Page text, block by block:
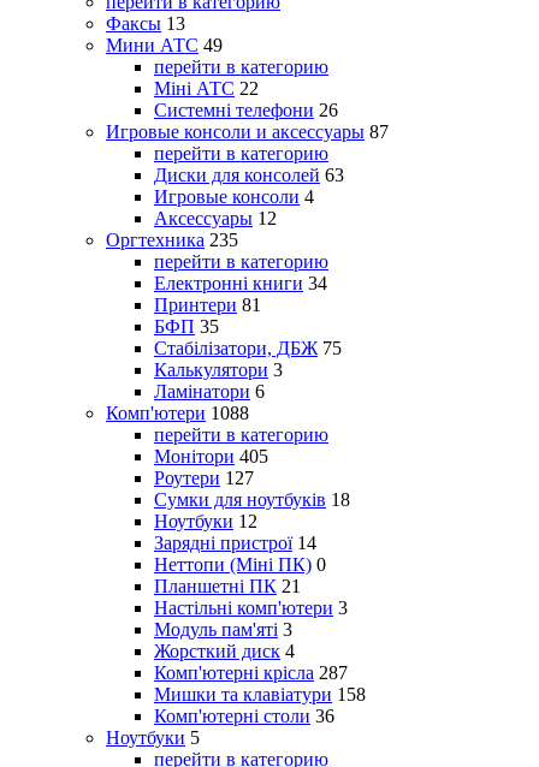
Факсы 13
Мини АТС 49
перейти в категорию
Міні АТС 22
Системні телефони 26
Игровые консоли и аксессуары 87
перейти в категорию
Диски для консолей 63
Игровые консоли 4
Аксессуары 12
Оргтехника 235
перейти в категорию
Електронні книги 34
Принтери 81
БФП 35
Стабілізатори, ДБЖ 75
Калькулятори 3
Ламінатори 6
Комп'ютери 1088
перейти в категорию
Монітори 405
Роутери 127
Сумки для ноутбуків 18
Ноутбуки 12
Зарядні пристрої 14
Неттопи (Міні ПК) 0
Планшетні ПК 21
Настільні комп'ютери 3
Модуль пам'яті 3
Жорсткий диск 4
Комп'ютерні крісла 287
Мишки та клавіатури 158
Комп'ютерні столи 36
Ноутбуки 5
перейти в категорию